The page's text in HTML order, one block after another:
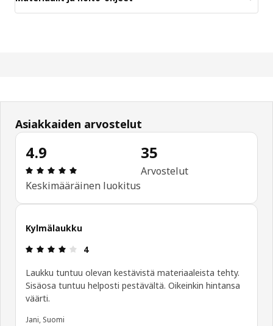
Asiakkaiden arvostelut
4.9
: 4.9 / 5 tähteä. Arvostelut yhteensä: 35
Keskimääräinen luokitus
35
Arvostelut
Kylmälaukku
: 4 / 5 tähteä.
4
Laukku tuntuu olevan kestävistä materiaaleista tehty.
Sisäosa tuntuu helposti pestävältä. Oikeinkin hintansa
väärti.
Jani, Suomi